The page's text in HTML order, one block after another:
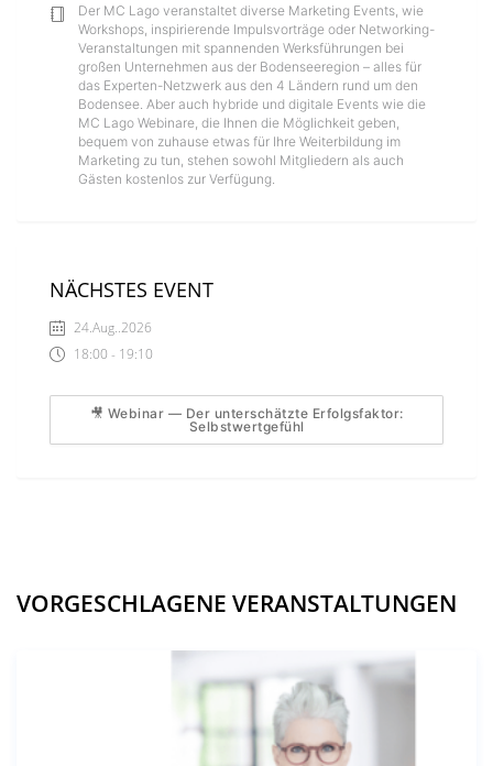
Der MC Lago veranstaltet diverse Marketing Events, wie
Workshops, inspirierende Impulsvorträge oder Networking-
Veranstaltungen mit spannenden Werksführungen bei
großen Unternehmen aus der Bodenseeregion – alles für
das Experten-Netzwerk aus den 4 Ländern rund um den
Bodensee. Aber auch hybride und digitale Events wie die
MC Lago Webinare, die Ihnen die Möglichkeit geben,
bequem von zuhause etwas für Ihre Weiterbildung im
Marketing zu tun, stehen sowohl Mitgliedern als auch
Gästen kostenlos zur Verfügung.
NÄCHSTES EVENT
🎥 Webinar — Der unterschätzte Erfolgsfaktor:
Selbstwertgefühl
24.Aug..2026
18:00 - 19:10
VORGESCHLAGENE VERANSTALTUNGEN